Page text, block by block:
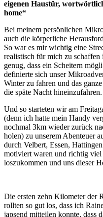
eigenen Haustür,
home“
Bei meinem persönlichen
auch die körperliche
So war es mir wichtig eine
realistisch für mich zu schaffen
genug, dass ein Scheitern
definierte sich unser
Winter zu fahren und das
die späte Nacht hineinzufahren.
Und so starteten wir am
(denn ich hatte mein Handy
nochmal 3km wieder zurück
holen) zu unserem Abenteuer
durch Velbert, Essen,
motiviert waren und richtig
loszukommen und uns dieser
Die ersten zehn Kilometer der
rollten so gut los, dass ich
japsend mitteilen konnte, dass